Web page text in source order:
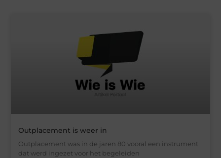
Outplacement is weer in
Outplacement was in de jaren 80 vooral een instrument
dat werd ingezet voor het begeleiden